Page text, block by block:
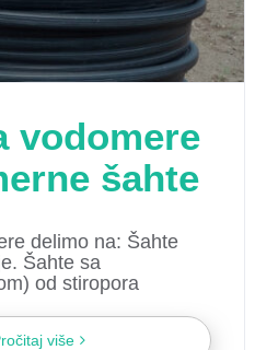
vodomere
šahte
delimo na: Šahte
Šahte sa
od stiropora
više